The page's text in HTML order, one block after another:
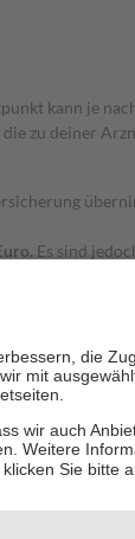
kann je
zu deiner
Es sind
Zuzahlungen an